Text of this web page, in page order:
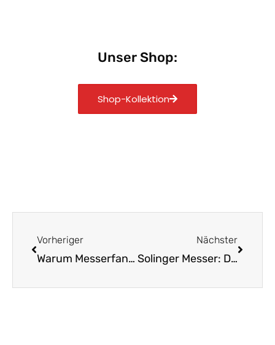
Unser Shop:
Shop-Kollektion
Vorheriger
Warum Messerfans auf Carbonstahl schwören
Nächster
Solinger Messer: Das unverzichtbare Upgrade für deine Küche